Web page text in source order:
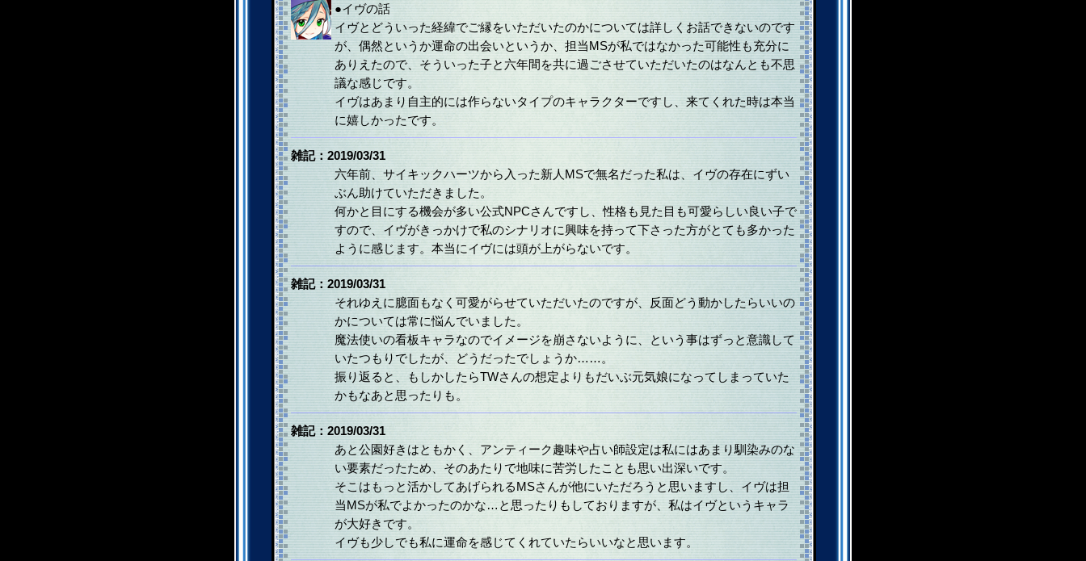
●イヴの話
イヴとどういった経緯でご縁をいただいたのかについては詳しくお話できないのです
が、偶然というか運命の出会いというか、担当MSが私ではなかった可能性も充分に
ありえたので、そういった子と六年間を共に過ごさせていただいたのはなんとも不思
議な感じです。
イヴはあまり自主的には作らないタイプのキャラクターですし、来てくれた時は本当
に嬉しかったです。
雑記：2019/03/31
六年前、サイキックハーツから入った新人MSで無名だった私は、イヴの存在にずい
ぶん助けていただきました。
何かと目にする機会が多い公式NPCさんですし、性格も見た目も可愛らしい良い子で
すので、イヴがきっかけで私のシナリオに興味を持って下さった方がとても多かった
ように感じます。本当にイヴには頭が上がらないです。
雑記：2019/03/31
それゆえに臆面もなく可愛がらせていただいたのですが、反面どう動かしたらいいの
かについては常に悩んでいました。
魔法使いの看板キャラなのでイメージを崩さないように、という事はずっと意識して
いたつもりでしたが、どうだったでしょうか……。
振り返ると、もしかしたらTWさんの想定よりもだいぶ元気娘になってしまっていた
かもなあと思ったりも。
雑記：2019/03/31
あと公園好きはともかく、アンティーク趣味や占い師設定は私にはあまり馴染みのな
い要素だったため、そのあたりで地味に苦労したことも思い出深いです。
そこはもっと活かしてあげられるMSさんが他にいただろうと思いますし、イヴは担
当MSが私でよかったのかな…と思ったりもしておりますが、私はイヴというキャラ
が大好きです。
イヴも少しでも私に運命を感じてくれていたらいいなと思います。